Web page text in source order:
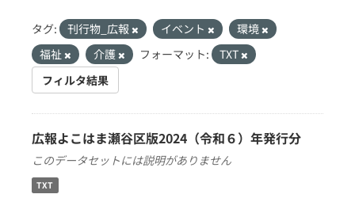
タグ: 刊行物_広報 イベント
環境
福祉
介護 フォーマット:
TXT
フィルタ結果
広報よこはま瀬谷区版2024（令和６）年発行分
このデータセットには説明がありません
TXT